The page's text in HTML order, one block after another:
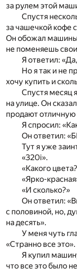
за рулем этой
Спустя
за чашечкой кофе
Он обожал
не поменяешь
Я ответил:
Но я так и не
хочу купить и
Спустя месяц
на улице. Он
продают
Я спросил:
Он ответил:
Тут я уже
«320i».
«Какого
«Ярко-
«И сколько?»
Он ответил:
с половиной, но,
на десять».
У меня чуть
«Странно все это».
Я купил
что все это было